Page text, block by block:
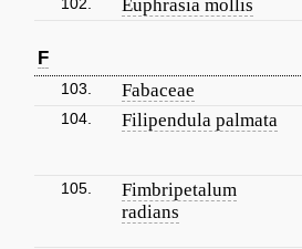
Euphrasia mollis
F
103. Fabaceae
104. Filipendula palmata
105.
Fimbripetalum
radians